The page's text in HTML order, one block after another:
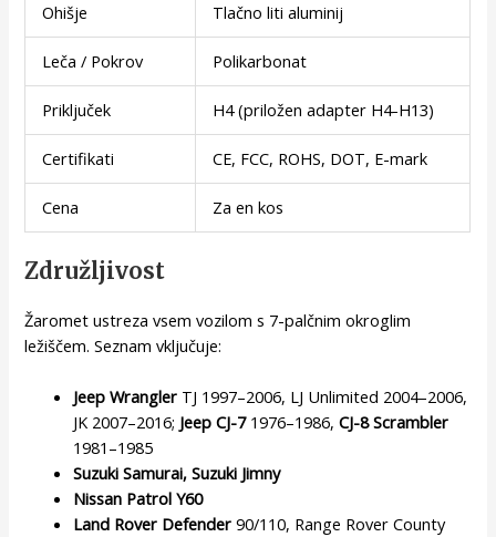
Ohišje Tlačno liti aluminij
Leča / Pokrov Polikarbonat
Priključek H4 (priložen adapter H4-H13)
Certifikati CE, FCC, ROHS, DOT, E-mark
Cena Za en kos
Združljivost
Žaromet ustreza vsem vozilom s 7-palčnim okroglim
ležiščem. Seznam vključuje:
Jeep Wrangler TJ 1997–2006, LJ Unlimited 2004–2006,
JK 2007–2016; Jeep CJ-71976–1986,CJ-8 Scrambler
1981–1985
Suzuki Samurai, Suzuki Jimny
Nissan Patrol Y60
Land Rover Defender 90/110, Range Rover County